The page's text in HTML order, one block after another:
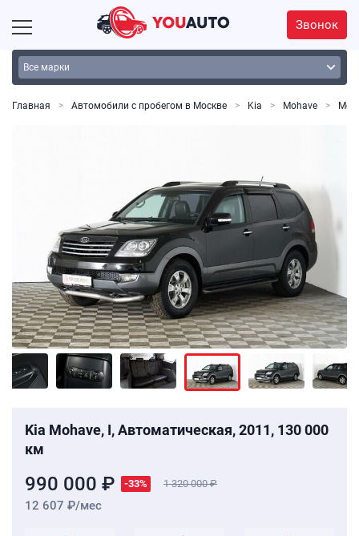
Звонок
Главная Автомобили с пробегом в Москве Kia Mohave
Kia Mohave, I, Автоматическая, 2011, 130 000
км
990 000 ₽ -33% 1 320 000
12 607 ₽/мес